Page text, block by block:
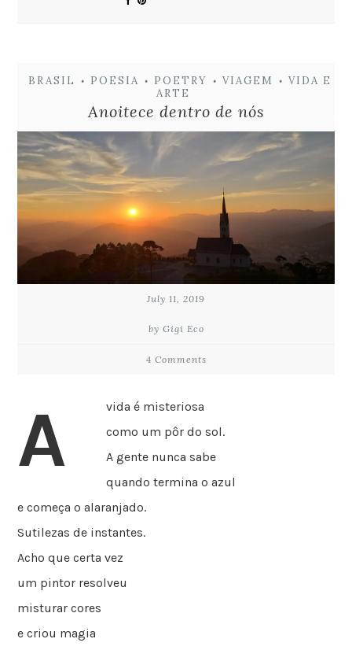
BRASIL • POESIA • POETRY • VIAGEM •
VIDA E
ARTE
Anoitece dentro de nós
July 11, 2019
by Gigi Eco
4 Comments
A
vida é misteriosa
como um pôr do sol.
A gente nunca sabe
quando termina o azul
e começa o alaranjado.
Sutilezas de instantes.
Acho que certa vez
um pintor resolveu
misturar cores
e criou magia